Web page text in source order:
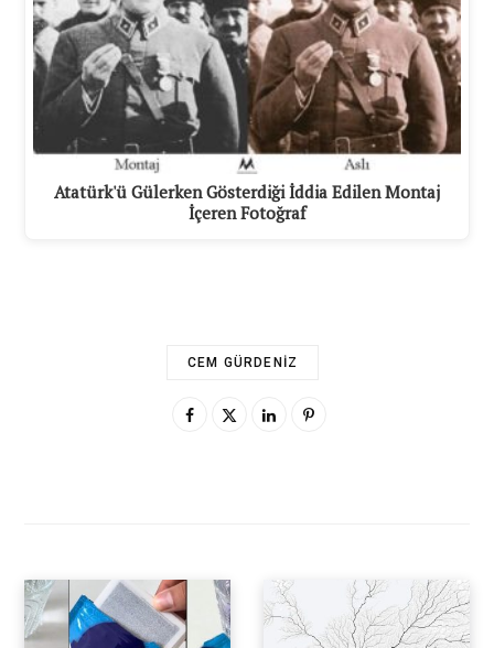
Atatürk'ü Gülerken Gösterdiği İddia Edilen Montaj
İçeren Fotoğraf
CEM GÜRDENIZ